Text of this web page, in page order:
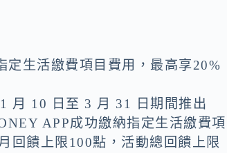
定生活繳費項目費用，最高享20%
月 10 日至 3 月 31 日期間推出
APP成功繳納指定生活繳費項
回饋上限100點，活動總回饋上限